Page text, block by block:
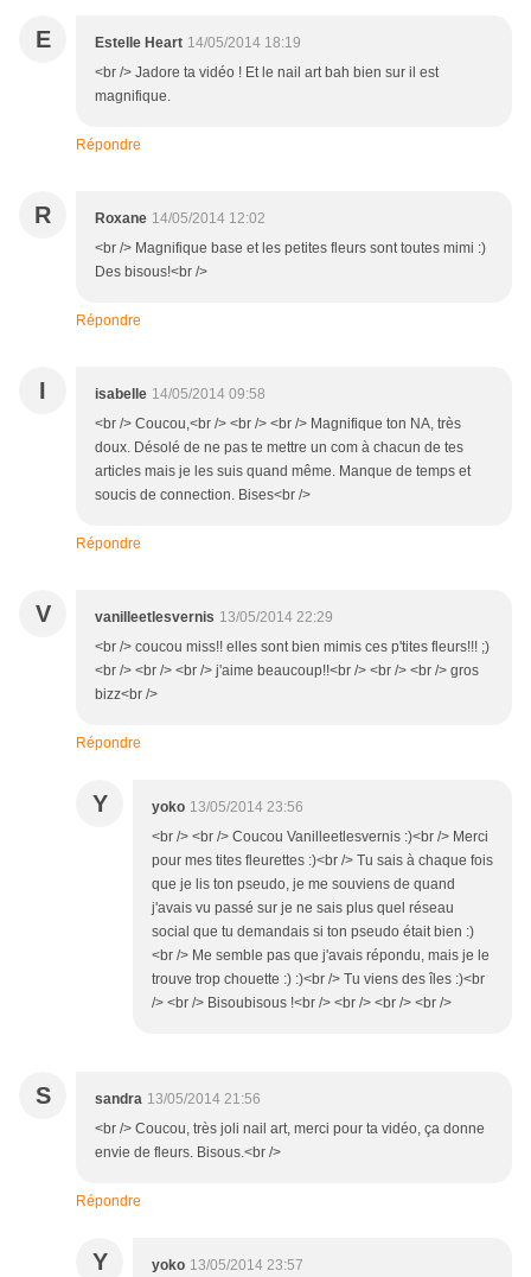
E Estelle Heart 14/05/2014 18:19
<br /> Jadore ta vidéo ! Et le nail art bah bien sur il est
magnifique.
Répondre
R Roxane 14/05/2014 12:02
<br /> Magnifique base et les petites fleurs sont toutes mimi :)
Des bisous!<br />
Répondre
I isabelle 14/05/2014 09:58
<br /> Coucou,<br /> <br /> <br /> Magnifique ton NA, très
doux. Désolé de ne pas te mettre un com à chacun de tes
articles mais je les suis quand même. Manque de temps et
soucis de connection. Bises<br />
Répondre
V vanilleetlesvernis 13/05/2014 22:29
<br /> coucou miss!! elles sont bien mimis ces p'tites fleurs!!! ;)
<br /> <br /> <br /> j'aime beaucoup!!<br /> <br /> <br /> gros
bizz<br />
Répondre
Y yoko 13/05/2014 23:56
<br /> <br /> Coucou Vanilleetlesvernis :)<br /> Merci
pour mes tites fleurettes :)<br /> Tu sais à chaque fois
que je lis ton pseudo, je me souviens de quand
j'avais vu passé sur je ne sais plus quel réseau
social que tu demandais si ton pseudo était bien :)
<br /> Me semble pas que j'avais répondu, mais je le
trouve trop chouette :) :)<br /> Tu viens des îles :)<br
/> <br /> Bisoubisous !<br /> <br /> <br /> <br />
S sandra 13/05/2014 21:56
<br /> Coucou, très joli nail art, merci pour ta vidéo, ça donne
envie de fleurs. Bisous.<br />
Répondre
Y yoko 13/05/2014 23:57